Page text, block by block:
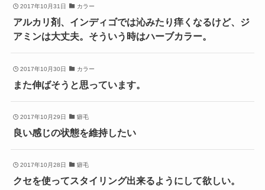
2017年10月31日 カラー
アルカリ剤、インディゴでは沁みたり痒くなるけど、ジ
アミンは大丈夫。そういう時はハーブカラー。
2017年10月30日 カラー
また伸ばそうと思っています。
2017年10月29日 癖毛
良い感じの状態を維持したい
2017年10月28日 癖毛
クセを使ってスタイリング出来るようにして欲しい。